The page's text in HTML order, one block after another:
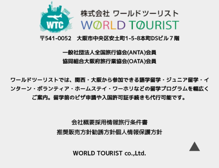
〒541-0052 大阪市中央区安土町1-5-8本町DSビル７階
一般社団法人全国旅行協会(ANTA)会員
協同組合大阪府旅行業協会(OATA)会員
ワールドツーリストでは、関西・大阪から参加できる語学留学・ ジュニア留学・ イ
ンターン・ボランティア ・ ホームステイ ・ ワーホリなどの留学プログラムを幅広く
ご案内。 留学前のビザ申請や入国許可証手続きも代行可能です。
会社概要採用情報旅行条件書
推奨販売方針勧誘方針個人情報保護方針
WORLD TOURIST co.,Ltd. ▲